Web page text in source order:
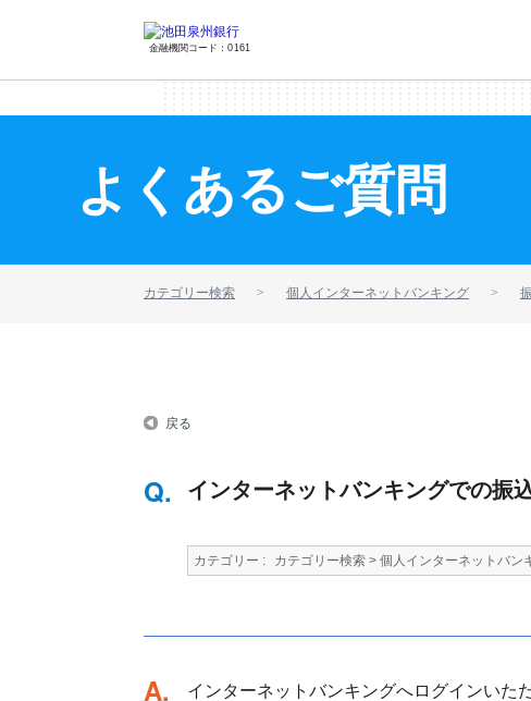
金融機関コード：0161
よくあるご質問
カテゴリー検索 個人インターネットバンキング
戻る
インターネットバンキングでの振
カテゴリー : カテゴリー検索 > 個人インターネットバン
回答
インターネットバンキングへログインいた